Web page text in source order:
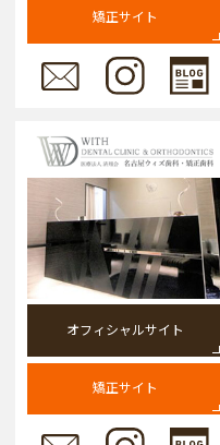
矯正サイト
オフィシャルサイト
矯正サイト